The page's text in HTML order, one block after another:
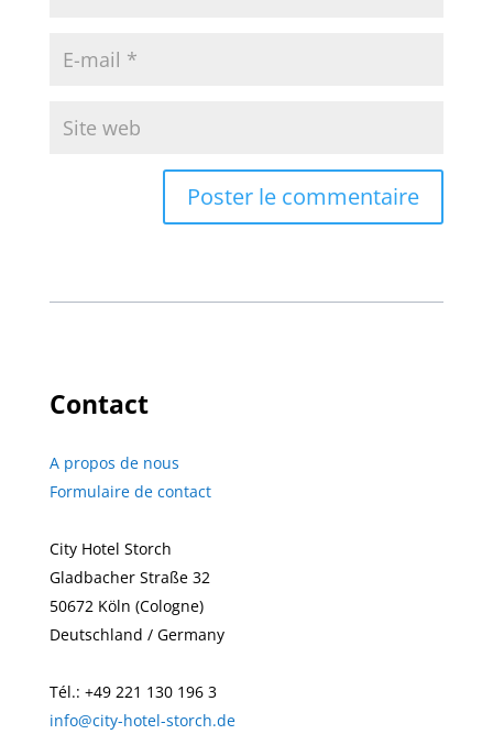
Contact
A propos de nous
Formulaire de contact
City Hotel Storch
Gladbacher Straße 32
50672 Köln (Cologne)
Deutschland / Germany
Tél.: +49 221 130 196 3
info@city-hotel-storch.de